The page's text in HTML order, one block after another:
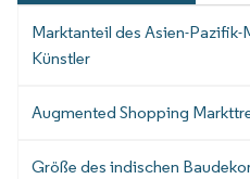
Marktanteil des Asien-
Künstler
Augmented Shopping
Größe des indischen